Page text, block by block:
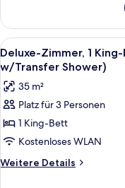
anzeigen
Zimmer,
1 King-
Bett,
Stadtblick
(Hearing
Accessible)
Alle
Fotos
für
Deluxe-
Zimmer,
1 King-
Bett,
Stadtblick
4
Deluxe-Zimmer, 1
w/Transfer Shower)
35 m²
Platz für 3 Personen
1 King-Bett
Kostenloses WLAN
Weitere Details
Weitere